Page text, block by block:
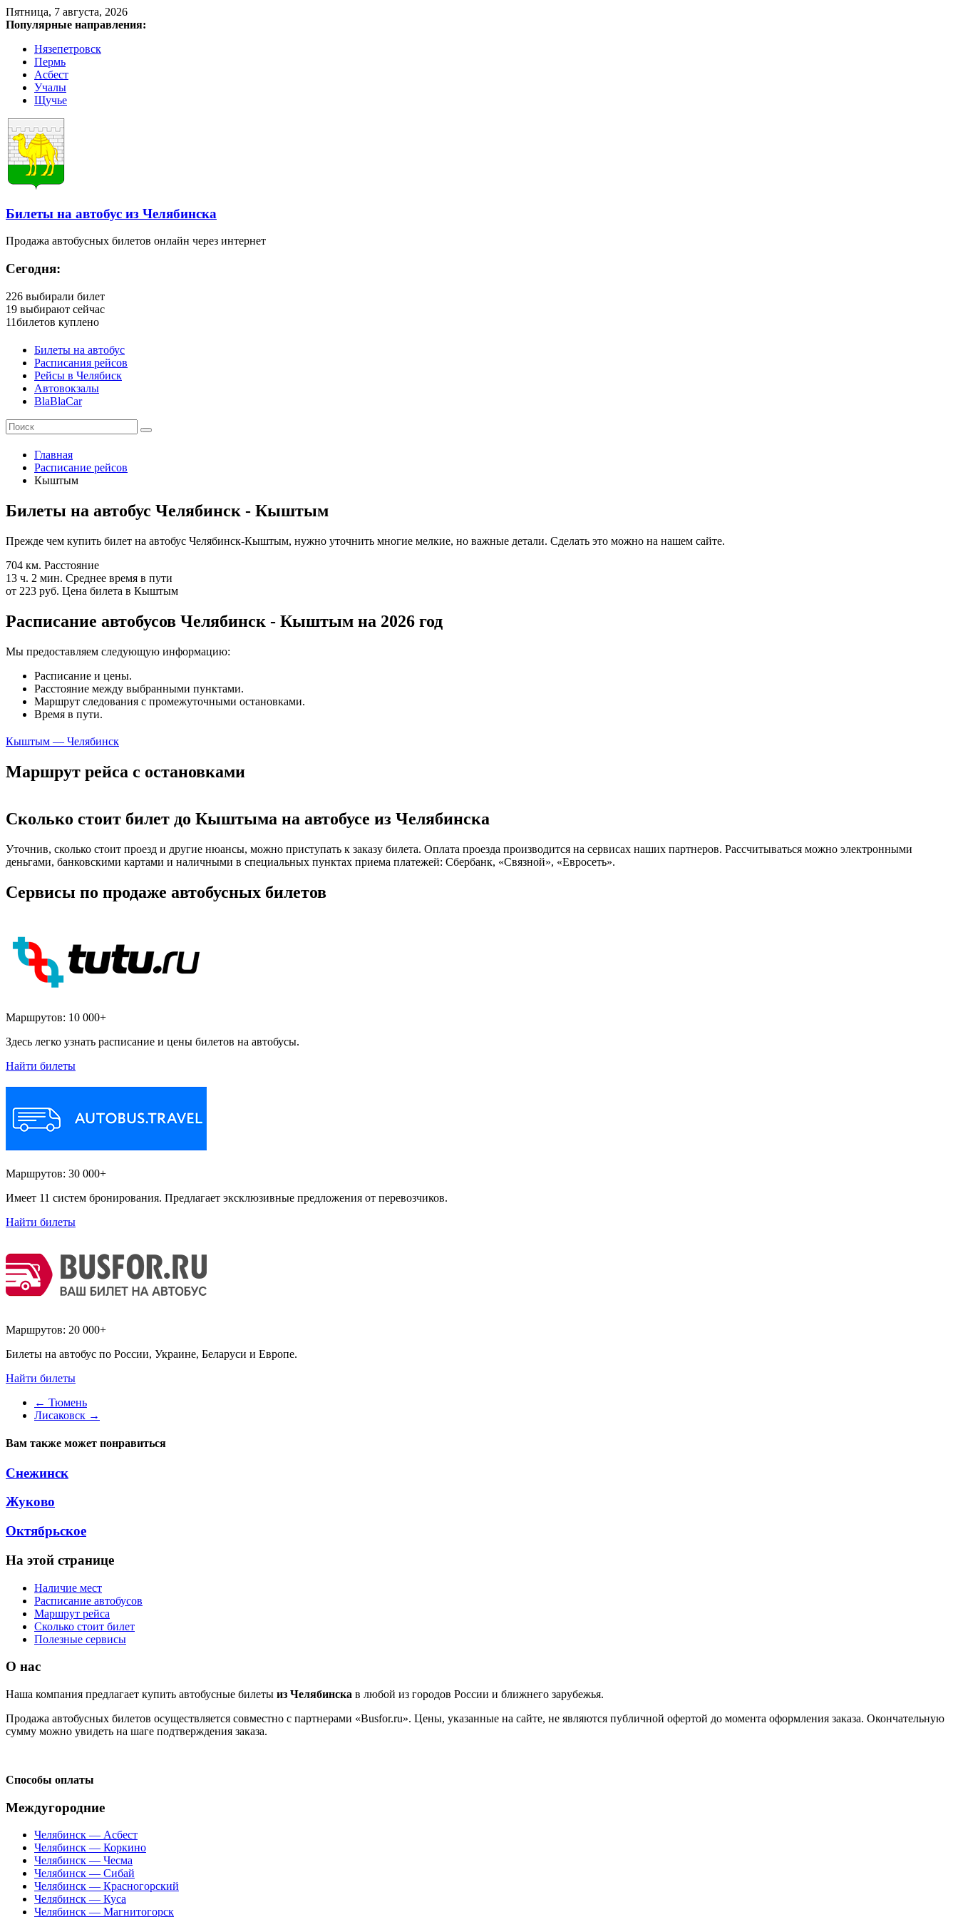
Пятница, 7 августа, 2026
Популярные направления:
Нязепетровск
Пермь
Асбест
Учалы
Щучье
Билеты на автобус из Челябинска
Продажа автобусных билетов онлайн через интернет
Сегодня:
226 выбирали билет
19 выбирают сейчас
11билетов куплено
Билеты на автобус
Расписания рейсов
Рейсы в Челябиск
Автовокзалы
BlaBlaCar
Главная
Расписание рейсов
Кыштым
Билеты на автобус Челябинск - Кыштым
Прежде чем купить билет на автобус Челябинск-Кыштым, нужно уточнить многие мелкие, но важные детали. Сделать это можно на нашем сайте.
704 км. Расстояние
13 ч. 2 мин. Среднее время в пути
от 223 руб. Цена билета в Кыштым
Расписание автобусов Челябинск - Кыштым на 2026 год
Мы предоставляем следующую информацию:
Расписание и цены.
Расстояние между выбранными пунктами.
Маршрут следования с промежуточными остановками.
Время в пути.
Кыштым — Челябинск
Маршрут рейса с остановками
Сколько стоит билет до Кыштыма на автобусе из Челябинска
Уточнив, сколько стоит проезд и другие нюансы, можно приступать к заказу билета. Оплата проезда производится на сервисах наших партнеров. Рассчитываться можно электронными
деньгами, банковскими картами и наличными в специальных пунктах приема платежей: Сбербанк, «Связной», «Евросеть».
Сервисы по продаже автобусных билетов
Маршрутов: 10 000+
Здесь легко узнать расписание и цены билетов на автобусы.
Найти билеты
Маршрутов: 30 000+
Имеет 11 систем бронирования. Предлагает эксклюзивные предложения от перевозчиков.
Найти билеты
Маршрутов: 20 000+
Билеты на автобус по России, Украине, Беларуси и Европе.
Найти билеты
← Тюмень
Лисаковск →
Вам также может понравиться
Снежинск
Жуково
Октябрьское
На этой странице
Наличие мест
Расписание автобусов
Маршрут рейса
Сколько стоит билет
Полезные сервисы
О нас
Наша компания предлагает купить автобусные билеты из Челябинска в любой из городов России и ближнего зарубежья.
Продажа автобусных билетов осуществляется совместно с партнерами «Busfor.ru». Цены, указанные на сайте, не являются публичной офертой до момента оформления заказа. Окончательную
сумму можно увидеть на шаге подтверждения заказа.
Способы оплаты
Междугородние
Челябинск — Асбест
Челябинск — Коркино
Челябинск — Чесма
Челябинск — Сибай
Челябинск — Красногорский
Челябинск — Куса
Челябинск — Магнитогорск